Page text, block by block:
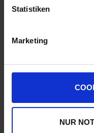
Statistiken
Marketing
NUR
Nicht lieferbar
Nur für den